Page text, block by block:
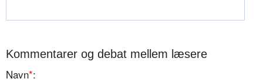
Kommentarer og debat mellem læsere
Navn*: